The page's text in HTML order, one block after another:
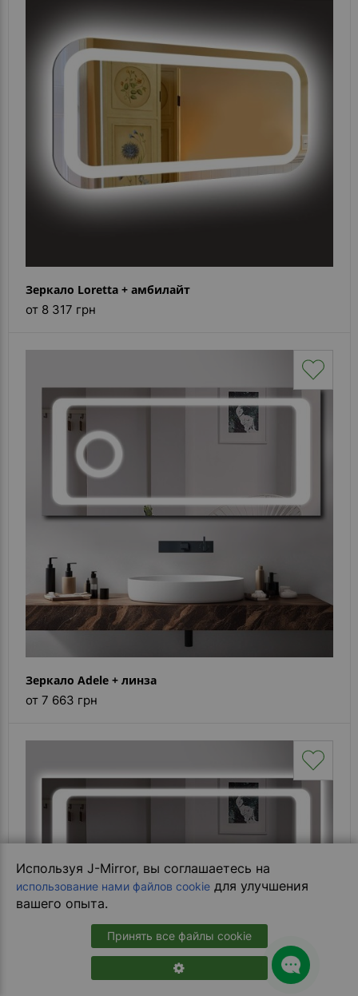
Используя J-Mirror, вы соглашаетесь на
использование нами файлов cookie для улучшения
вашего опыта.
Принять все файлы cookie
Зеркало Loretta + амбилайт
от 8 317 грн
Зеркало Adele + линза
от 7 663 грн